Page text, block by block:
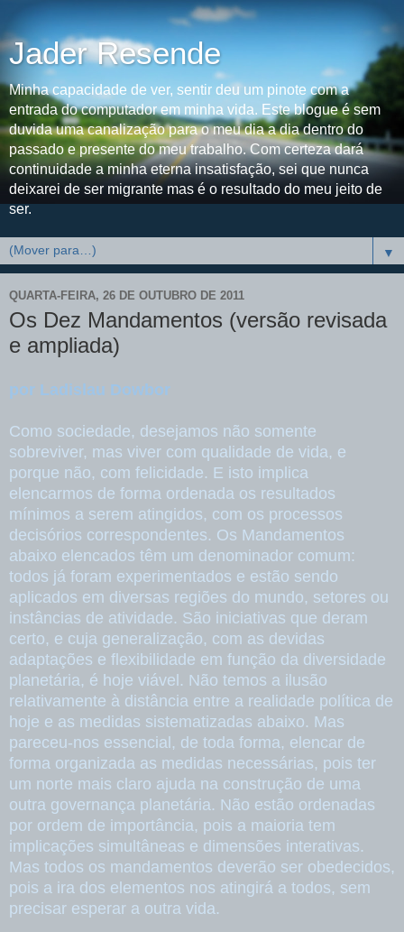
Jader Resende
Minha capacidade de ver, sentir deu um pinote com a
entrada do computador em minha vida. Este blogue é sem
duvida uma canalização para o meu dia a dia dentro do
passado e presente do meu trabalho. Com certeza dará
continuidade a minha eterna insatisfação, sei que nunca
deixarei de ser migrante mas é o resultado do meu jeito de
ser.
▼
QUARTA-FEIRA, 26 DE OUTUBRO DE 2011
Os Dez Mandamentos (versão revisada
e ampliada)
por Ladislau Dowbor
Como sociedade, desejamos não somente
sobreviver, mas viver com qualidade de vida, e
porque não, com felicidade. E isto implica
elencarmos de forma ordenada os resultados
mínimos a serem atingidos, com os processos
decisórios correspondentes. Os Mandamentos
abaixo elencados têm um denominador comum:
todos já foram experimentados e estão sendo
aplicados em diversas regiões do mundo, setores ou
instâncias de atividade. São iniciativas que deram
certo, e cuja generalização, com as devidas
adaptações e flexibilidade em função da diversidade
planetária, é hoje viável. Não temos a ilusão
relativamente à distância entre a realidade política de
hoje e as medidas sistematizadas abaixo. Mas
pareceu-nos essencial, de toda forma, elencar de
forma organizada as medidas necessárias, pois ter
um norte mais claro ajuda na construção de uma
outra governança planetária. Não estão ordenadas
por ordem de importância, pois a maioria tem
implicações simultâneas e dimensões interativas.
Mas todos os mandamentos deverão ser obedecidos,
pois a ira dos elementos nos atingirá a todos, sem
precisar esperar a outra vida.